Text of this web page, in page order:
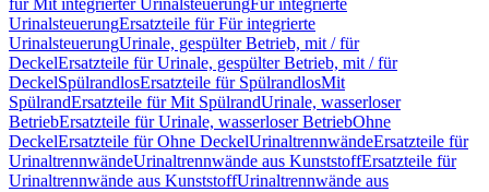
für Mit integrierter UrinalsteuerungFür integrierte
UrinalsteuerungErsatzteile für Für integrierte
UrinalsteuerungUrinale, gespülter Betrieb, mit / für
DeckelErsatzteile für Urinale, gespülter Betrieb, mit / für
DeckelSpülrandlosErsatzteile für SpülrandlosMit
SpülrandErsatzteile für Mit SpülrandUrinale, wasserloser
BetriebErsatzteile für Urinale, wasserloser BetriebOhne
DeckelErsatzteile für Ohne DeckelUrinaltrennwändeErsatzteile für
UrinaltrennwändeUrinaltrennwände aus KunststoffErsatzteile für
Urinaltrennwände aus KunststoffUrinaltrennwände aus